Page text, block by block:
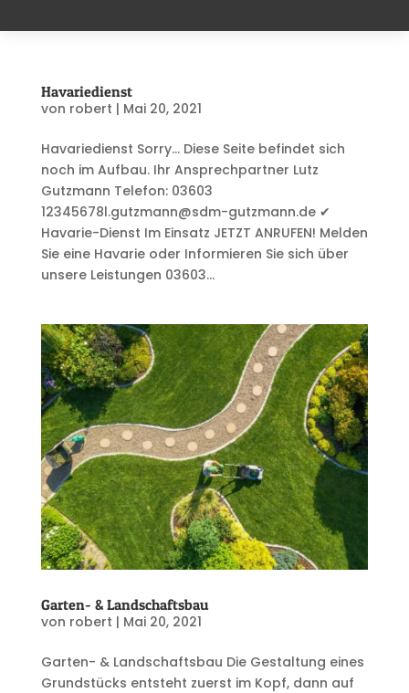
Havariedienst
von robert | Mai 20, 2021
Havariedienst Sorry… Diese Seite befindet sich
noch im Aufbau. Ihr Ansprechpartner Lutz
Gutzmann Telefon: 03603
12345678l.gutzmann@sdm-gutzmann.de ✔
Havarie-Dienst Im Einsatz JETZT ANRUFEN! Melden
Sie eine Havarie oder Informieren Sie sich über
unsere Leistungen 03603...
Garten- & Landschaftsbau
von robert | Mai 20, 2021
Garten- & Landschaftsbau Die Gestaltung eines
Grundstücks entsteht zuerst im Kopf, dann auf